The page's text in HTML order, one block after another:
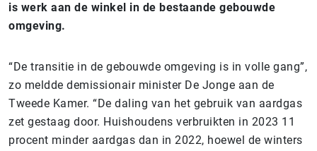
is werk aan de winkel in de bestaande gebouwde
omgeving.
“De transitie in de gebouwde omgeving is in volle gang”,
zo meldde demissionair minister De Jonge aan de
Tweede Kamer. “De daling van het gebruik van aardgas
zet gestaag door. Huishoudens verbruikten in 2023 11
procent minder aardgas dan in 2022, hoewel de winters